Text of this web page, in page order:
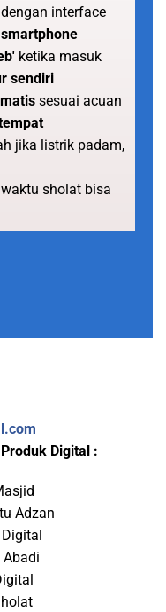
interface
ketika masuk
sendiri
sesuai acuan
jika listrik padam,
sholat bisa
Digital :
Adzan